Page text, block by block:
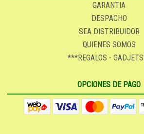
GARANTIA
DESPACHO
SEA DISTRIBUIDOR
QUIENES SOMOS
***REGALOS -
OPCIONES DE PAGO